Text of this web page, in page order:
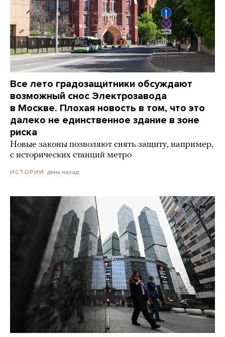
Все лето градозащитники обсуждают
возможный снос Электрозавода
в Москве. Плохая новость в том, что это
далеко не единственное здание в зоне
риска
Новые законы позволяют снять защиту, например,
с исторических станций метро
ИСТОРИИ день назад